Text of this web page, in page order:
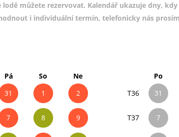
můžete rezervovat. Kalendář ukazuje dny,
i individuální termín, telefonicky nás
Pá So
Ne
31 1 2
7 8 9
Po
T36
31
T37 7